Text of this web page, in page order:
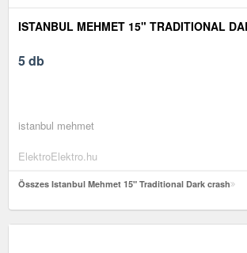
ISTANBUL MEHMET 15" TRADITIONAL
5 db
istanbul mehmet
ElektroElektro.hu
Összes Istanbul Mehmet 15" Traditional Dark crash